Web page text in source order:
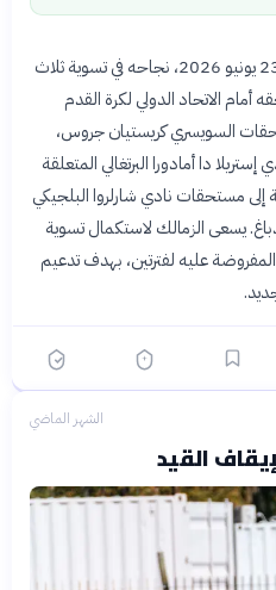
أعلن مجلس إدارة نادي الزمالك في 23 يونيو 2026، نجاحه في تسوية ثلاث
تلاحقه أمام الاتحاد الدولي لكرة القدم
السويسري كريستيان جروس،
دا أمادورا البرتغالي المتعلقة
إلى مستحقات نادي شارلروا البلجيكي
يسعى الزمالك لاستكمال تسوية
المفروضة عليه لفترتين، بهدف تدعيم
الشهر الماضي